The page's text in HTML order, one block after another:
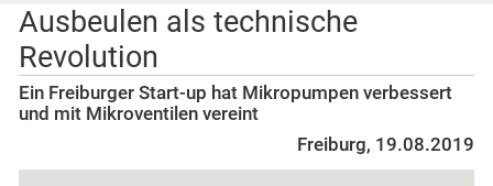
Ausbeulen als technische
Revolution
Ein Freiburger Start-up hat Mikropumpen verbessert
und mit Mikroventilen vereint
Freiburg, 19.08.2019